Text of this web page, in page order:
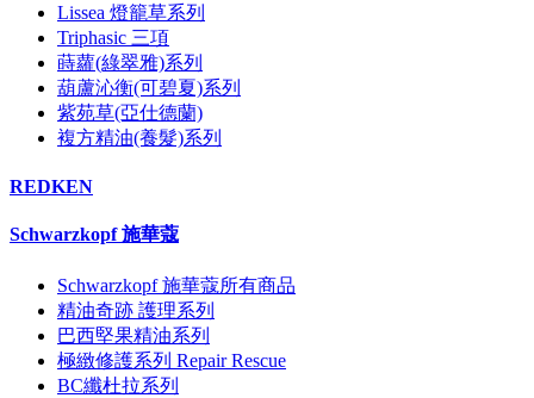
Lissea 燈籠草系列
Triphasic 三項
蒔蘿(綠翠雅)系列
葫蘆沁衡(可碧夏)系列
紫苑草(亞仕德蘭)
複方精油(養髮)系列
REDKEN
Schwarzkopf 施華蔻
Schwarzkopf 施華蔻所有商品
精油奇跡 護理系列
巴西堅果精油系列
極緻修護系列 Repair Rescue
BC纖杜拉系列